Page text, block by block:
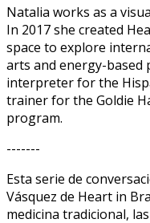
Natalia works as a
In 2017 she created
space to explore
arts and energy-based
interpreter for the
trainer for the Goldie
program.
-------
Esta serie de
Vásquez de Heart in
medicina tradicional,